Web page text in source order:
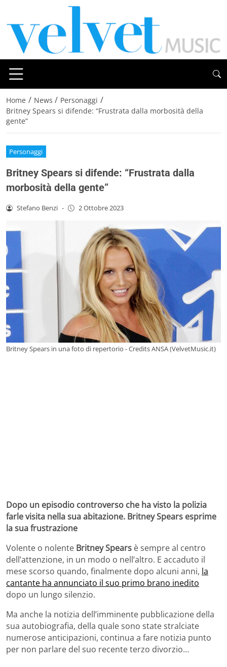
Home / News / Personaggi /
Britney Spears si difende: “Frustrata dalla morbosità della
gente”
Personaggi
Britney Spears si difende: “Frustrata dalla
morbosità della gente”
Stefano Benzi - 2 Ottobre 2023
Britney Spears in una foto di repertorio - Credits ANSA (VelvetMusic.it)
Dopo un episodio controverso che ha visto la polizia
farle visita nella sua abitazione. Britney Spears esprime
la sua frustrazione
Volente o nolente Britney Spears è sempre al centro
dell’attenzione, in un modo o nell’altro. E accaduto il
mese scorso quando, finalmente dopo alcuni anni, la
cantante ha annunciato il suo primo brano inedito
dopo un lungo silenzio.
Ma anche la notizia dell’imminente pubblicazione della
sua autobiografia, della quale sono state stralciate
numerose anticipazioni, continua a fare notizia punto
per non parlare del suo recente terzo divorzio…